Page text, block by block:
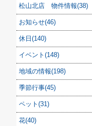
松山北店 物件情報(38)
お知らせ(46)
休日(140)
イベント(148)
地域の情報(198)
季節行事(45)
ペット(31)
花(40)